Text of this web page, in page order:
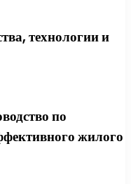
технологии и
по
жилого